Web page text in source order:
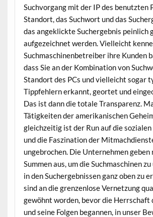
Suchvorgang mit der IP des benutzten
Standort, das Suchwort und das
das angeklickte Suchergebnis peinlich
aufgezeichnet werden. Vielleicht
Suchmaschinenbetreiber ihre Kunden
dass Sie an der Kombination von
Standort des PCs und vielleicht sogar
Tippfehlern erkannt, geortet und
Das ist dann die totale Transparenz.
Tätigkeiten der amerikanischen
gleichzeitig ist der Run auf die
und die Faszination der
ungebrochen. Die Unternehmen geben
Summen aus, um die Suchmaschinen
in den Suchergebnissen ganz oben zu
sind an die grenzenlose Vernetzung
gewöhnt worden, bevor die Herrschaft
und seine Folgen begannen, in unser